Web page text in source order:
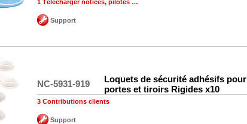
1 Télécharger notices, pilotes …
Support
NC-5931-919
Loquets de sécurité adhésifs pour
portes et tiroirs Rigides x10
3 Contributions clients
Support